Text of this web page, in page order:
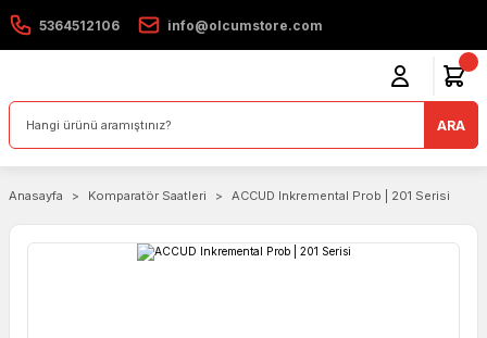
5364512106 info@olcumstore.com
ARA
Anasayfa Komparatör Saatleri ACCUD Inkremental Prob | 201 Serisi